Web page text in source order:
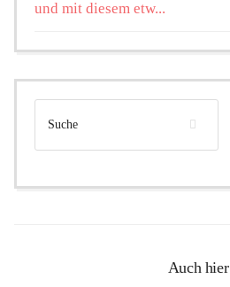
und mit diesem etw...
Auch hier